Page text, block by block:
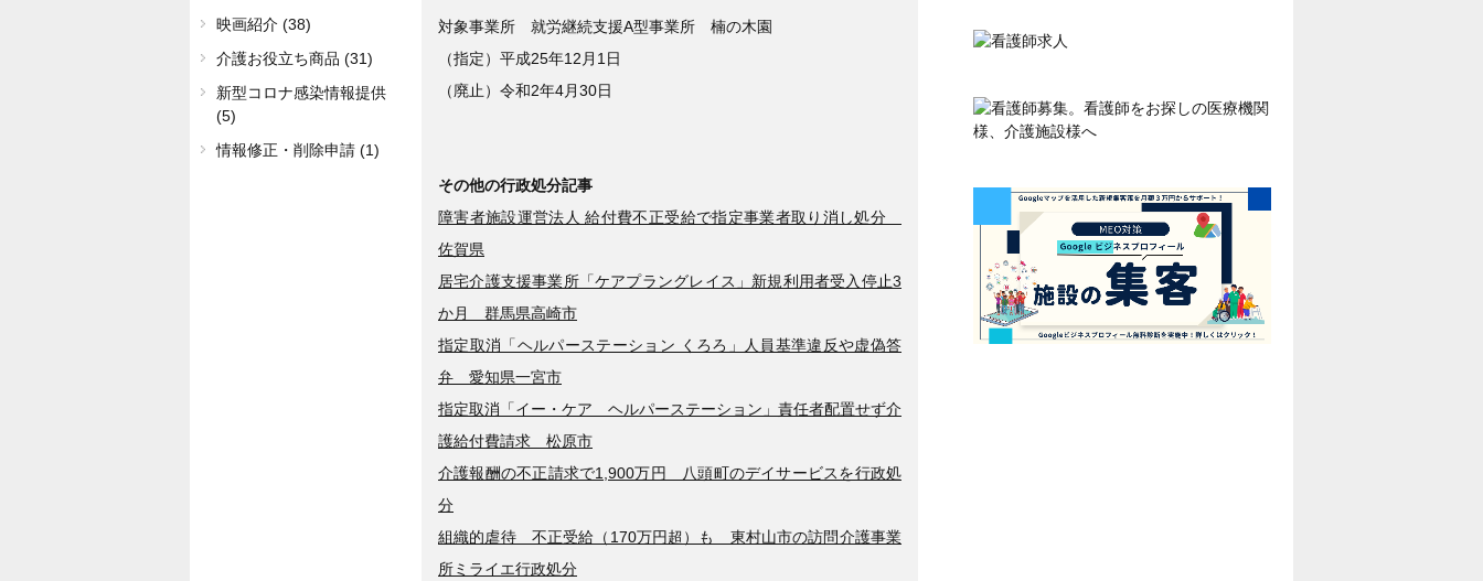
対象事業所 就労継続支援A型事業所 楠の木園
（指定）平成25年12月1日
（廃止）令和2年4月30日
その他の行政処分記事
障害者施設運営法人 給付費不正受給で指定事業者取り消し処分
佐賀県
居宅介護支援事業所「ケアプラングレイス」新規利用者受入停止3
か月 群馬県高崎市
指定取消「ヘルパーステーション くろろ」人員基準違反や虚偽答
弁 愛知県一宮市
指定取消「イー・ケア ヘルパーステーション」責任者配置せず介
護給付費請求 松原市
介護報酬の不正請求で1,900万円 八頭町のデイサービスを行政処
分
組織的虐待 不正受給（170万円超）も 東村山市の訪問介護事業
所ミライエ行政処分
映画紹介 (38)
介護お役立ち商品 (31)
新型コロナ感染情報提供
(5)
情報修正・削除申請 (1)